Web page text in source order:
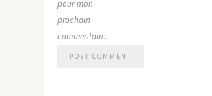
pour mon
prochain
commentaire.